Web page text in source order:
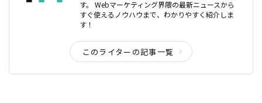
す。 Webマーケティング界隈の最新ニュースから
すぐ使えるノウハウまで、わかりやすく紹介しま
す！
このライターの記事一覧